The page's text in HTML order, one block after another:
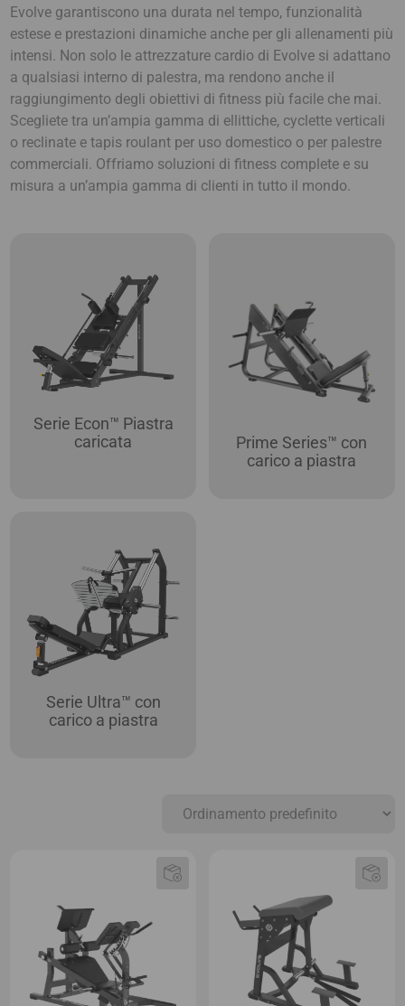
Evolve garantiscono una durata nel tempo, funzionalità
estese e prestazioni dinamiche anche per gli allenamenti più
intensi. Non solo le attrezzature cardio di Evolve si adattano
a qualsiasi interno di palestra, ma rendono anche il
raggiungimento degli obiettivi di fitness più facile che mai.
Scegliete tra un’ampia gamma di ellittiche, cyclette verticali
o reclinate e tapis roulant per uso domestico o per palestre
commerciali. Offriamo soluzioni di fitness complete e su
misura a un’ampia gamma di clienti in tutto il mondo.
Serie Econ™ Piastra
caricata
Prime Series™ con
carico a piastra
Serie Ultra™ con
carico a piastra